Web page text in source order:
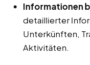
Informationen
detaillierter
Unterkünften,
Aktivitäten.